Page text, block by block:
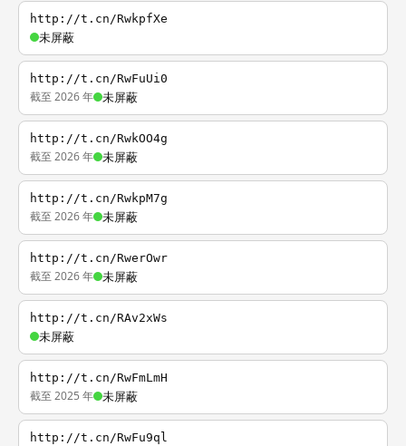
http://t.cn/RwkpfXe
未屏蔽
http://t.cn/RwFuUi0
截至 2026 年 未屏蔽
http://t.cn/RwkOO4g
截至 2026 年 未屏蔽
http://t.cn/RwkpM7g
截至 2026 年 未屏蔽
http://t.cn/RwerOwr
截至 2026 年 未屏蔽
http://t.cn/RAv2xWs
未屏蔽
http://t.cn/RwFmLmH
截至 2025 年 未屏蔽
http://t.cn/RwFu9ql